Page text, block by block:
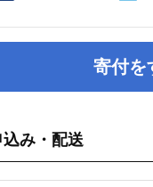
寄付を
み・配送